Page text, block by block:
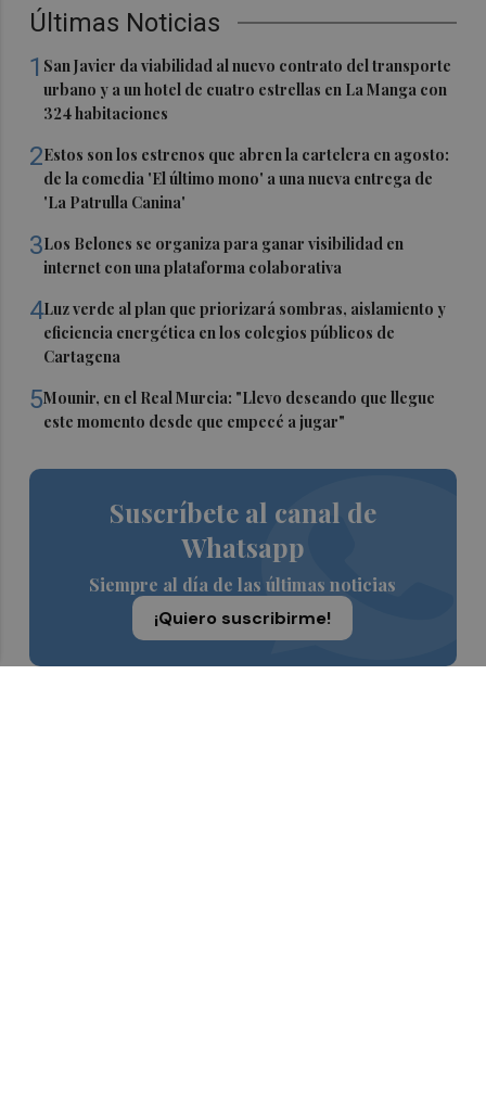
Últimas Noticias
1 San Javier da viabilidad al nuevo contrato del transporte
urbano y a un hotel de cuatro estrellas en La Manga con
324 habitaciones
2Estos son los estrenos que abren la cartelera en agosto:
de la comedia 'El último mono' a una nueva entrega de
'La Patrulla Canina'
3Los Belones se organiza para ganar visibilidad en
internet con una plataforma colaborativa
4Luz verde al plan que priorizará sombras, aislamiento y
eficiencia energética en los colegios públicos de
Cartagena
5Mounir, en el Real Murcia: "Llevo deseando que llegue
este momento desde que empecé a jugar"
Suscríbete al canal de
Whatsapp
Siempre al día de las últimas noticias
¡Quiero suscribirme!